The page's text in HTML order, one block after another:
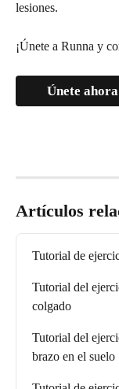
lesiones.
¡Únete a Runna y
Únete ahora
Artículos
Tutorial de
Tutorial del
colgado
Tutorial del
brazo en el suelo